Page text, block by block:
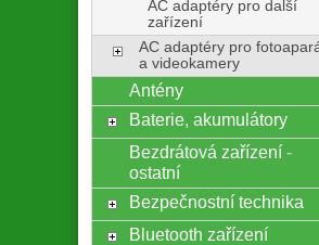
AC adaptéry pro další
zařízení
AC adaptéry pro
a videokamery
Antény
Baterie, akumulátory
Bezdrátová zařízení -
ostatní
Bezpečnostní technika
Bluetooth zařízení